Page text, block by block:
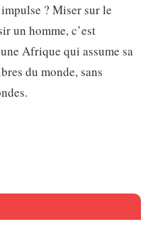
? Miser sur le
un homme, c’est
Afrique qui assume sa
du monde, sans